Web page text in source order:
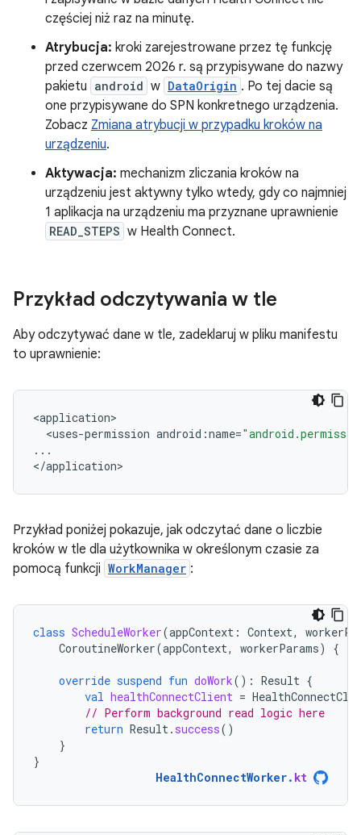
częściej niż raz na minutę.
Atrybucja: kroki zarejestrowane przez tę funkcję
przed czerwcem 2026 r. są przypisywane do nazwy
pakietu android w DataOrigin . Po tej dacie są
one przypisywane do SPN konkretnego urządzenia.
Zobacz Zmiana atrybucji w przypadku kroków na
urządzeniu.
Aktywacja: mechanizm zliczania kroków na
urządzeniu jest aktywny tylko wtedy, gdy co najmniej
1 aplikacja na urządzeniu ma przyznane uprawnienie
READ_STEPS w Health Connect.
Przykład odczytywania w tle
Aby odczytywać dane w tle, zadeklaruj w pliku manifestu
to uprawnienie:
<application
<uses-permission android :name=
...
</application
Przykład poniżej pokazuje, jak odczytać dane o liczbie
kroków w tle dla użytkownika w określonym czasie za
pomocą funkcji WorkManager :
class ScheduleWorker(appContext : Context,
CoroutineWorker(appContext, workerParams) {
override suspend fun doWork(): Result {
val healthConnectClient =
// Perform background read logic here
return Result. success()
}
}
HealthConnectWorker. kt